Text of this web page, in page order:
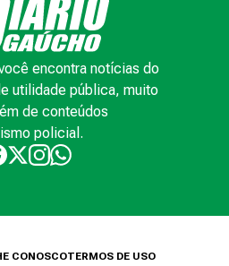
encontra notícias do
utilidade pública, muito
de conteúdos
policial.
CONOSCOTERMOS DE USO